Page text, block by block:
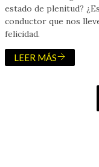
estado de plenitud?
conductor que nos
felicidad.
LEER MÁS